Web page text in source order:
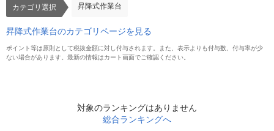
カテゴリ選択 昇降式作業台
昇降式作業台のカテゴリページを見る
ポイント等は原則として税抜金額に対し付与されます。また、表示よりも付与数、付与率が少
ない場合があります。最新の情報はカート画面でご確認ください。
対象のランキングはありません
総合ランキングへ